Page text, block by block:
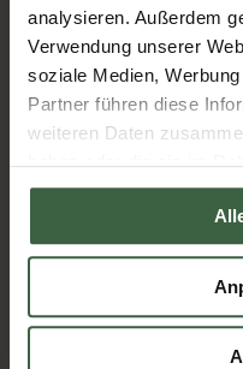
analysieren. Außerdem
Verwendung unserer
soziale Medien,
Partner führen diese
weiteren Daten
haben oder die sie im
gesammelt haben.
Kreative Himbeer-